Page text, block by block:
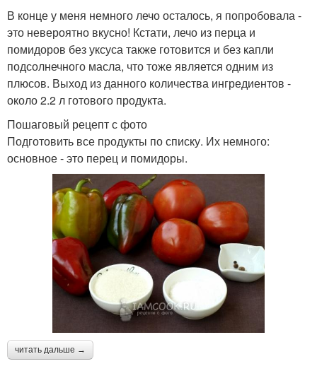
В конце у меня немного лечо осталось, я попробовала -
это невероятно вкусно! Кстати, лечо из перца и
помидоров без уксуса также готовится и без капли
подсолнечного масла, что тоже является одним из
плюсов. Выход из данного количества ингредиентов -
около 2.2 л готового продукта.
Пошаговый рецепт с фото
Подготовить все продукты по списку. Их немного:
основное - это перец и помидоры.
читать дальше →